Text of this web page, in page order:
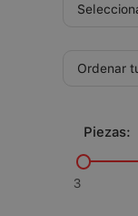
Piezas:
3